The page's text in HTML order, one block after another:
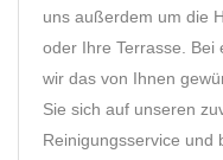
uns außerdem um die
oder Ihre Terrasse. Bei
wir das von Ihnen
Sie sich auf unseren
Reinigungsservice und